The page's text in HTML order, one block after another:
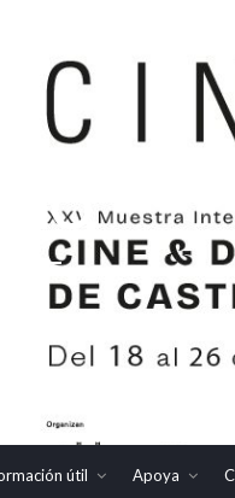
útil Apoya